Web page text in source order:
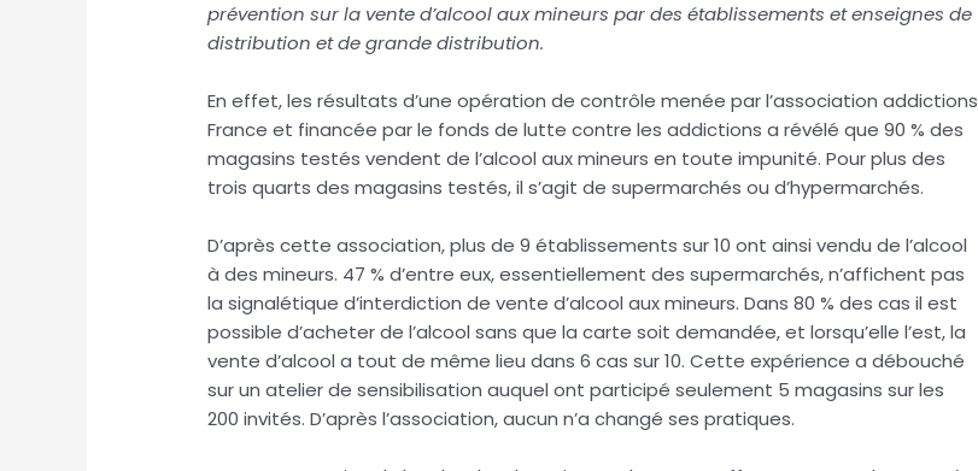
prévention sur la vente d’alcool aux mineurs par des établissements et enseignes de
distribution et de grande distribution.
En effet, les résultats d’une opération de contrôle menée par l’association addictions
France et financée par le fonds de lutte contre les addictions a révélé que 90 % des
magasins testés vendent de l’alcool aux mineurs en toute impunité. Pour plus des
trois quarts des magasins testés, il s’agit de supermarchés ou d’hypermarchés.
D’après cette association, plus de 9 établissements sur 10 ont ainsi vendu de l’alcool
à des mineurs. 47 % d’entre eux, essentiellement des supermarchés, n’affichent pas
la signalétique d’interdiction de vente d’alcool aux mineurs. Dans 80 % des cas il est
possible d’acheter de l’alcool sans que la carte soit demandée, et lorsqu’elle l’est, la
vente d’alcool a tout de même lieu dans 6 cas sur 10. Cette expérience a débouché
sur un atelier de sensibilisation auquel ont participé seulement 5 magasins sur les
200 invités. D’après l’association, aucun n’a changé ses pratiques.